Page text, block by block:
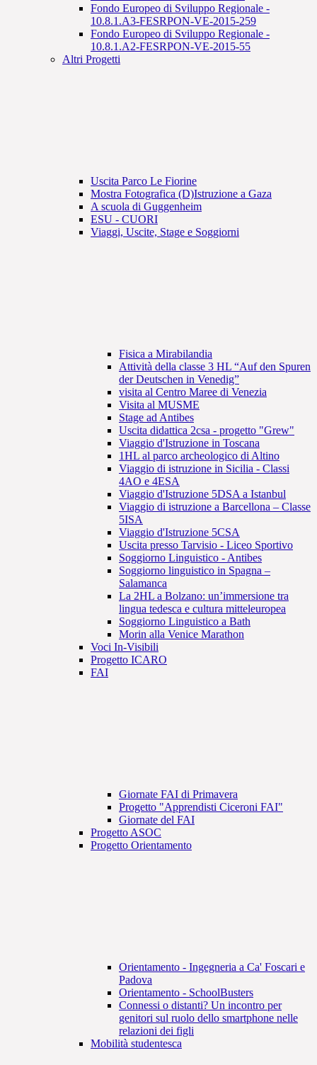
Fondo Europeo di Sviluppo Regionale -
10.8.1.A3-FESRPON-VE-2015-259
Fondo Europeo di Sviluppo Regionale -
10.8.1.A2-FESRPON-VE-2015-55
Altri Progetti
Uscita Parco Le Fiorine
Mostra Fotografica (D)Istruzione a Gaza
A scuola di Guggenheim
ESU - CUORI
Viaggi, Uscite, Stage e Soggiorni
Fisica a Mirabilandia
Attività della classe 3 HL “Auf den Spuren
der Deutschen in Venedig”
visita al Centro Maree di Venezia
Visita al MUSME
Stage ad Antibes
Uscita didattica 2csa - progetto "Grew"
Viaggio d'Istruzione in Toscana
1HL al parco archeologico di Altino
Viaggio di istruzione in Sicilia - Classi
4AO e 4ESA
Viaggio d'Istruzione 5DSA a Istanbul
Viaggio di istruzione a Barcellona – Classe
5ISA
Viaggio d'Istruzione 5CSA
Uscita presso Tarvisio - Liceo Sportivo
Soggiorno Linguistico - Antibes
Soggiorno linguistico in Spagna –
Salamanca
La 2HL a Bolzano: un’immersione tra
lingua tedesca e cultura mitteleuropea
Soggiorno Linguistico a Bath
Morin alla Venice Marathon
Voci In-Visibili
Progetto ICARO
FAI
Giornate FAI di Primavera
Progetto "Apprendisti Ciceroni FAI"
Giornate del FAI
Progetto ASOC
Progetto Orientamento
Orientamento - Ingegneria a Ca' Foscari e
Padova
Orientamento - SchoolBusters
Connessi o distanti? Un incontro per
genitori sul ruolo dello smartphone nelle
relazioni dei figli
Mobilità studentesca